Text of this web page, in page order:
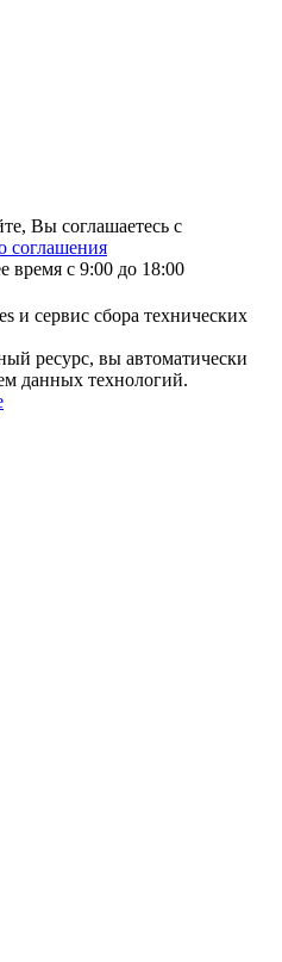
Вы соглашаетесь с
соглашения
время с 9:00 до 18:00
и сервис сбора технических
ресурс, вы автоматически
данных технологий.